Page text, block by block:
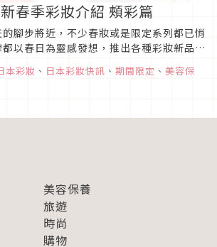
春季彩妝介紹 頰彩篇
腳步將近，不少春妝或是限定系列都已悄
以春日為靈感發想，推出各種彩妝新品！
看看有哪些吧！圖片來源1.Les
宮廷花瓣腮紅 櫻花限定色圖片來源
本彩妝 、 日本彩妝快訊 、 期間限定 、 美容保
美容保養
旅遊
時尚
購物